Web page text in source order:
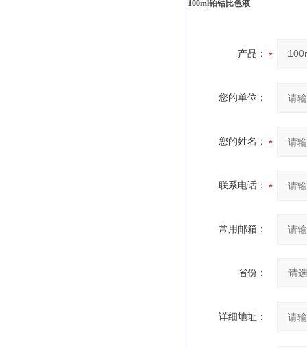
100ml铂钴比色液
产品：
您的单位：
您的姓名：
联系电话：
常用邮箱：
省份：
详细地址：